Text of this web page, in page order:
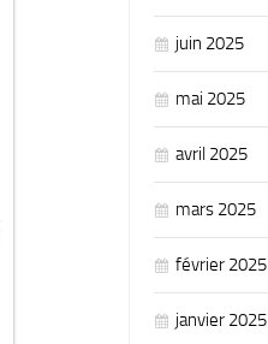
juin 2025
mai 2025
avril 2025
mars 2025
février 2025
janvier 2025